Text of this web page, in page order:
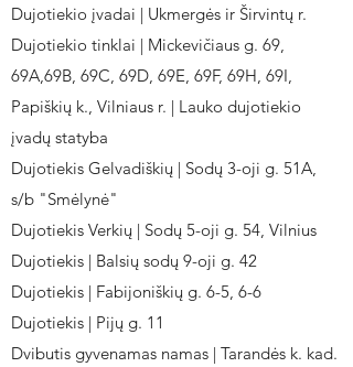
Dujotiekio įvadai | Ukmergės ir Širvintų r.
Dujotiekio tinklai | Mickevičiaus g. 69,
69A,69B, 69C, 69D, 69E, 69F, 69H, 69I,
Papiškių k., Vilniaus r. | Lauko dujotiekio
įvadų statyba
Dujotiekis Gelvadiškių | Sodų 3-oji g. 51A,
s/b "Smėlynė"
Dujotiekis Verkių | Sodų 5-oji g. 54, Vilnius
Dujotiekis | Balsių sodų 9-oji g. 42
Dujotiekis | Fabijoniškių g. 6-5, 6-6
Dujotiekis | Pijų g. 11
Dvibutis gyvenamas namas | Tarandės k. kad.